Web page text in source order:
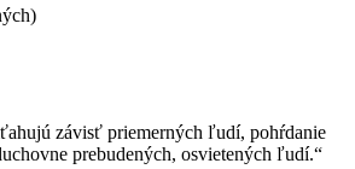
závisť priemerných ľudí, pohŕdanie
prebudených, osvietených ľudí.